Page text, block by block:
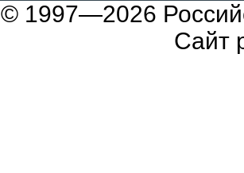
© 1997—2026
Сайт